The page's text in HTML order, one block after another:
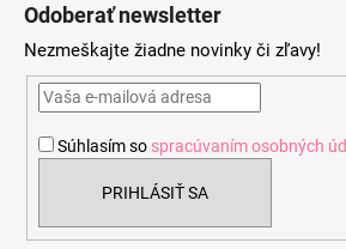
Odoberať newsletter
Nezmeškajte žiadne novinky či zľavy!
Súhlasím so spracúvaním osobných
PRIHLÁSIŤ SA